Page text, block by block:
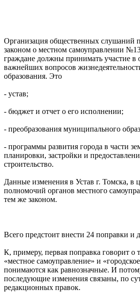
Организация общественных слушаний
законом о местном самоуправлении
граждане должны принимать участие в
важнейших вопросов
образования. Это
- устав;
- бюджет и отчет о его исполнении;
- преобразования муниципального
- программы развития города в части
планировки, застройки и
строительство.
Данные изменения в Устав г. Томска, в
полномочий органов местного
тем же законом.
Всего предстоит внести 24 поправки и
К, примеру, первая поправка говорит о
«местное самоуправление» и
понимаются как равнозначные. И
последующие изменения связаны, по
редакционных правок.